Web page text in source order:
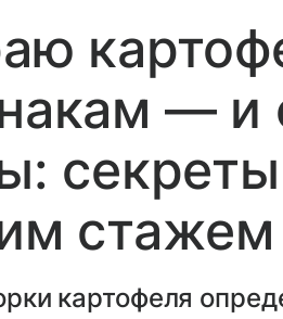
— и
стажем
картофеля